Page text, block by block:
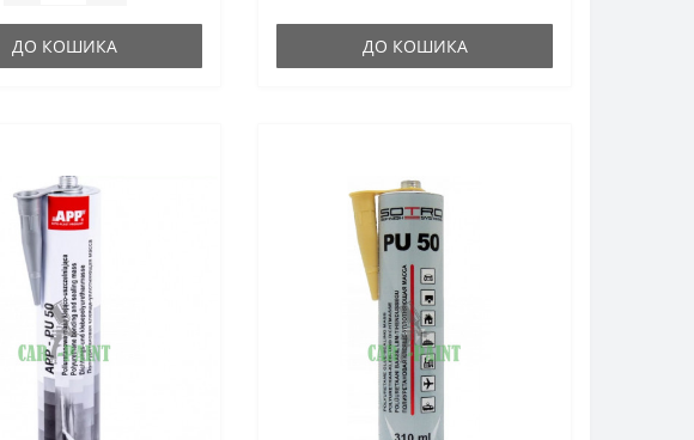
ДО КОШИКА ДО КОШИКА